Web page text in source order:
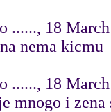
......, 18
nema kicmu
......, 18
mnogo i zena